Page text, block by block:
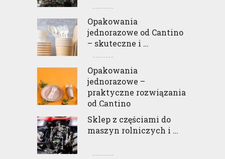
Opakowania
jednorazowe od Cantino
– skuteczne i …
Opakowania
jednorazowe –
praktyczne rozwiązania
od Cantino
Sklep z częściami do
maszyn rolniczych i …